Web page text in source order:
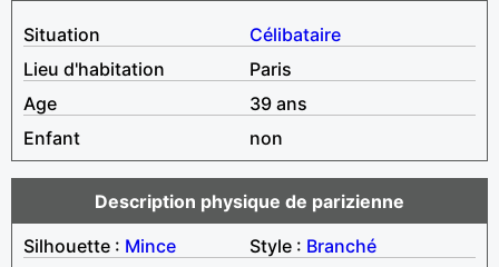
Situation
Célibataire
Lieu d'habitation
Paris
Age
39 ans
Enfant
non
Description physique de parizienne
Silhouette : Mince Style : Branché